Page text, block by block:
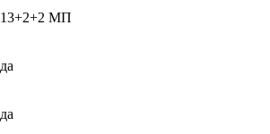
13+2+2 МП
да
да